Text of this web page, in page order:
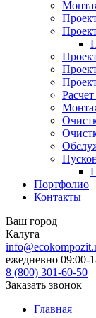
Портфолио
Контакты
Ваш город
Калуга
ежедневно 09:00-
8 (800) 301-60-50
Заказать звонок
Главная